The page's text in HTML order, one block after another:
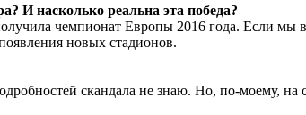
И насколько реальна эта победа?
чемпионат Европы 2016 года. Если
новых стадионов.
скандала не знаю. Но, по-моему,